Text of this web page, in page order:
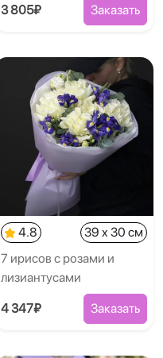
3 805₽ Заказать
4.8
39 x 30 см
7 ирисов с розами и
лизиантусами
4 347₽ Заказать